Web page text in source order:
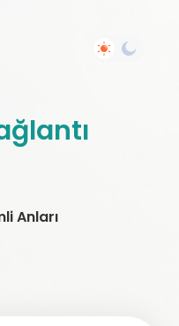
Anları